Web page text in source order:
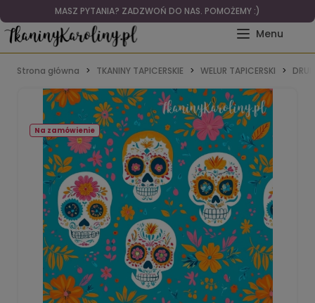
MASZ PYTANIA? ZADZWOŃ DO NAS. POMOŻEMY :)
Strona główna TKANINY TAPICERSKIE WELUR TAPICERSKI
Na zamówienie